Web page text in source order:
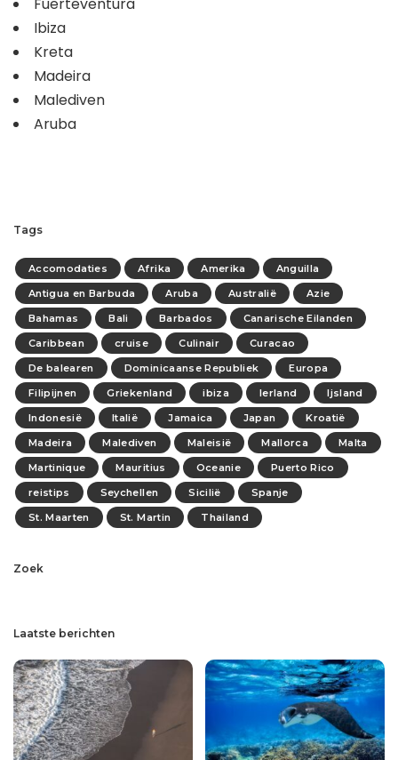
Fuerteventura
Ibiza
Kreta
Madeira
Malediven
Aruba
Tags
Accomodaties Afrika Amerika
Anguilla
Antigua en Barbuda
Aruba Australië
Azie
Bahamas
Bali Barbados
Canarische Eilanden
Caribbean
cruise Culinair
Curacao
De balearen
Dominicaanse Republiek
Europa
Filipijnen
Griekenland ibiza Ierland
Ijsland
Indonesië
Italië Jamaica Japan
Kroatië
Madeira
Malediven Maleisië Mallorca
Malta
Martinique
Mauritius Oceanie
Puerto Rico
reistips
Seychellen Sicilië
Spanje
St. Maarten
St. Martin Thailand
Zoek
Laatste berichten